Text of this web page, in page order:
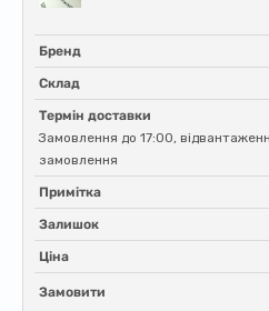
Бренд
Склад
Термін доставки
Замовлення до 17:00,
замовлення
Примітка
Залишок
Ціна
Замовити